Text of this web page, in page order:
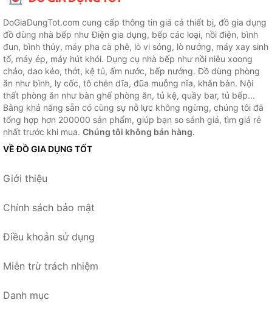
DoGiaDungTot.com cung cấp thông tin giá cả thiết bị, đồ gia dụng
đồ dùng nhà bếp như Điện gia dụng, bếp các loại, nồi điện, bình
đun, bình thủy, máy pha cà phê, lò vi sóng, lò nướng, máy xay sinh
tố, máy ép, máy hút khói. Dụng cụ nhà bếp như nồi niêu xoong
chảo, dao kéo, thớt, kệ tủ, ấm nước, bếp nướng. Đồ dùng phòng
ăn như bình, ly cốc, tô chén dĩa, đũa muỗng nĩa, khăn bàn. Nội
thất phòng ăn như bàn ghế phòng ăn, tủ kệ, quầy bar, tủ bếp...
Bằng khả năng sẵn có cùng sự nỗ lực không ngừng, chúng tôi đã
tổng hợp hơn 200000 sản phẩm, giúp bạn so sánh giá, tìm giá rẻ
nhất trước khi mua. Chúng tôi không bán hàng.
VỀ ĐỒ GIA DỤNG TỐT
Giới thiệu
Chính sách bảo mật
Điều khoản sử dụng
Miễn trừ trách nhiệm
Danh mục